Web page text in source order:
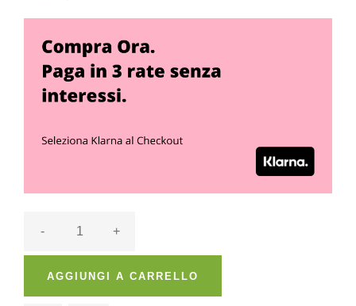
- +
AGGIUNGI A CARRELLO